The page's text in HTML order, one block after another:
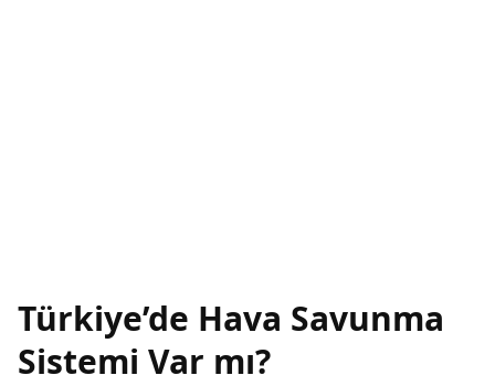
Türkiye’de Hava Savunma
Sistemi Var mı?